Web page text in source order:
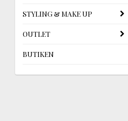
STYLING & MAKE UP
OUTLET
BUTIKEN